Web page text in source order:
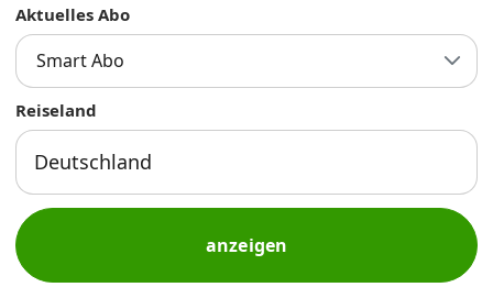
Alle Anbieter
Mobilfunknetz Schweiz
Handy-Abo-Aktionen
Handy-Abo kündigen oder
Alle Mobile-Vergleiche
Aktuelles Abo
Smart Abo
Reiseland
anzeigen